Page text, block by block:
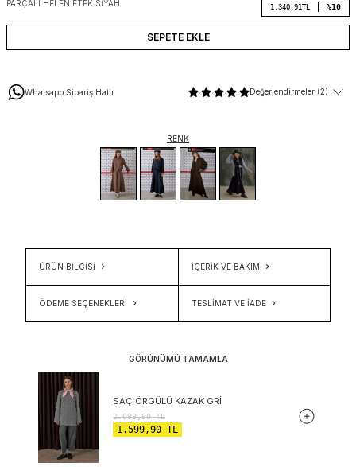
PARÇALI HELEN ETEK SIYAH 1.340,91 TL %10
SEPETE EKLE
Whatsapp Sipariş Hattı Değerlendirmeler (2)
RENK
ÜRÜN BİLGİSİ İÇERIK VE BAKIM
ÖDEME SEÇENEKLERI TESLIMAT VE İADE
GÖRÜNÜMÜ TAMAMLA
SAÇ ÖRGÜLÜ KAZAK GRI
2.099,90TL
1.599,90 TL